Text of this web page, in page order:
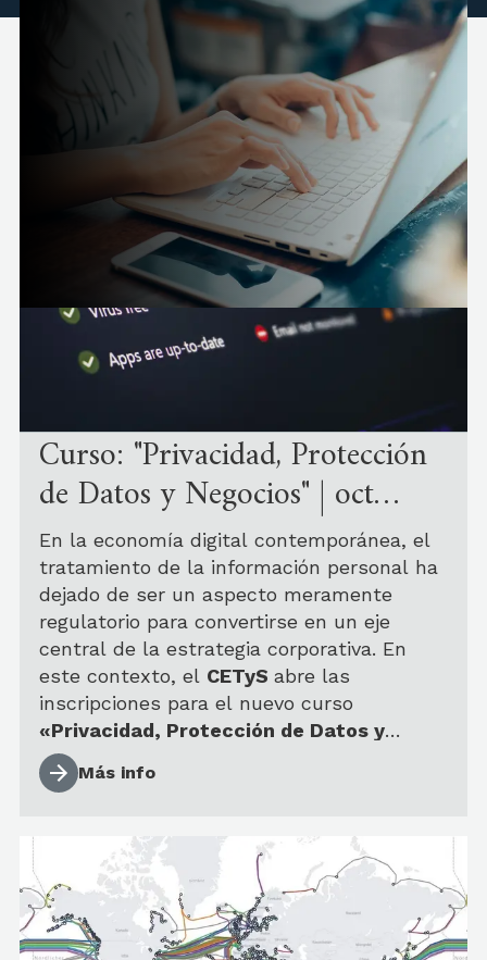
Novedades
Curso: "Privacidad, Protección
de Datos y Negocios" | oct
2026
En la economía digital contemporánea, el
tratamiento de la información personal ha
dejado de ser un aspecto meramente
regulatorio para convertirse en un eje
central de la estrategia corporativa. En
este contexto, el CETyS abre las
inscripciones para el nuevo curso
«Privacidad, Protección de Datos y
Negocios»
ejecutiva diseñado para abordar la gestión
estratégica y de mercado.
Docentes*: Lucia Suyai Mendiberri y
Silvana Rivero
Más info